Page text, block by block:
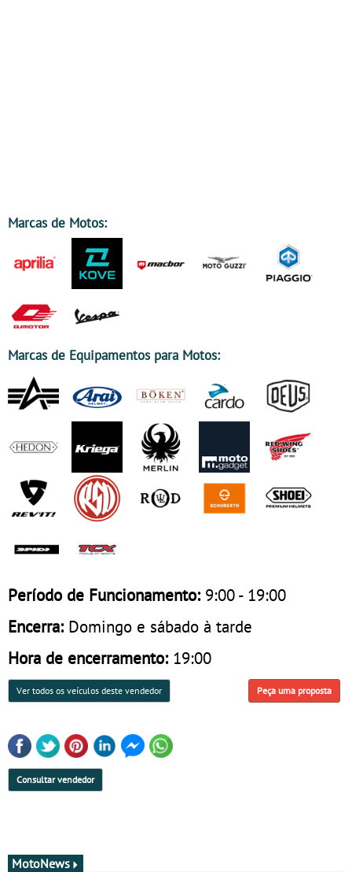
Marcas de Motos:
Marcas de Equipamentos para Motos:
Período de Funcionamento: 9:00 - 19:00
Encerra: Domingo e sábado à tarde
Hora de encerramento: 19:00
Ver todos os veículos deste vendedor Peça uma proposta
Consultar vendedor
MotoNews